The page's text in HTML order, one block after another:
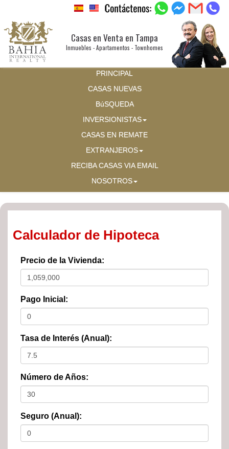
Casas en Venta en Tampa
Inmuebles - Apartamentos - Townhomes
PRINCIPAL
CASAS NUEVAS
BúSQUEDA
INVERSIONISTAS
CASAS EN REMATE
EXTRANJEROS
RECIBA CASAS VIA EMAIL
NOSOTROS
Calculador de Hipoteca
Precio de la Vivienda:
Pago Inicial:
Tasa de Interés (Anual):
Número de Años:
Seguro (Anual):